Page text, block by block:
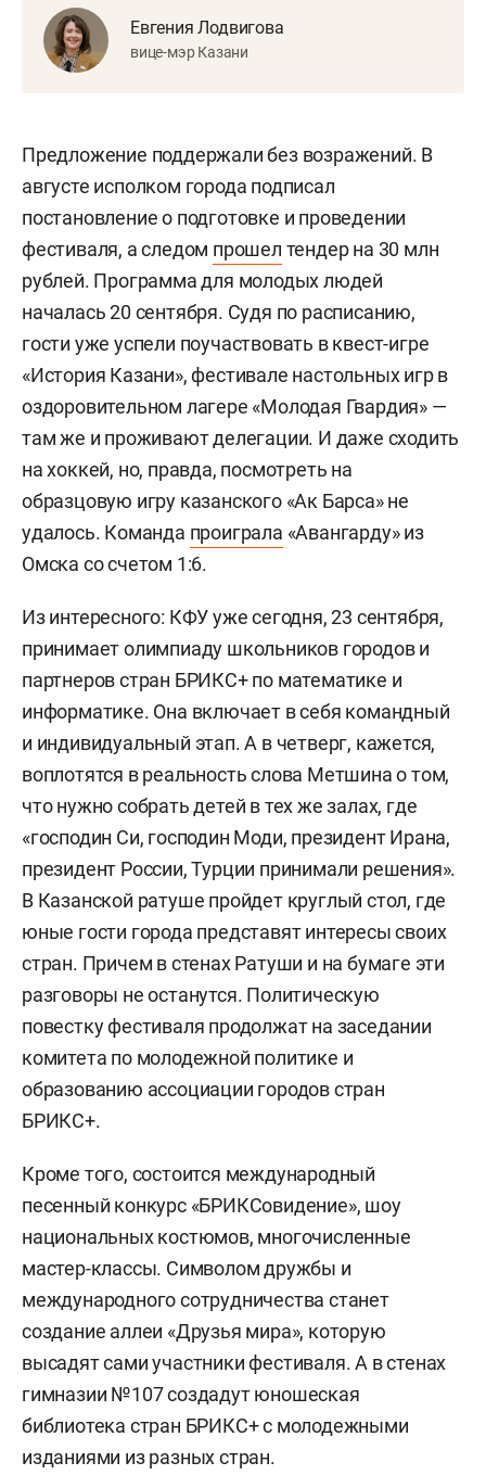
Евгения Лодвигова
вице-мэр Казани
Предложение поддержали без возражений. В
августе исполком города подписал
постановление о подготовке и проведении
фестиваля, а следом прошел тендер на 30 млн
рублей. Программа для молодых людей
началась 20 сентября. Судя по расписанию,
гости уже успели поучаствовать в квест-игре
«История Казани», фестивале настольных игр в
оздоровительном лагере «Молодая Гвардия» —
там же и проживают делегации. И даже сходить
на хоккей, но, правда, посмотреть на
образцовую игру казанского «Ак Барса» не
удалось. Команда проиграла «Авангарду» из
Омска со счетом 1:6.
Из интересного: КФУ уже сегодня, 23 сентября,
принимает олимпиаду школьников городов и
партнеров стран БРИКС+ по математике и
информатике. Она включает в себя командный
и индивидуальный этап. А в четверг, кажется,
воплотятся в реальность слова Метшина о том,
что нужно собрать детей в тех же залах, где
«господин Си, господин Моди, президент Ирана,
президент России, Турции принимали решения».
В Казанской ратуше пройдет круглый стол, где
юные гости города представят интересы своих
стран. Причем в стенах Ратуши и на бумаге эти
разговоры не останутся. Политическую
повестку фестиваля продолжат на заседании
комитета по молодежной политике и
образованию ассоциации городов стран
БРИКС+.
Кроме того, состоится международный
песенный конкурс «БРИКСовидение», шоу
национальных костюмов, многочисленные
мастер-классы. Символом дружбы и
международного сотрудничества станет
создание аллеи «Друзья мира», которую
высадят сами участники фестиваля. А в стенах
гимназии №107 создадут юношеская
библиотека стран БРИКС+ с молодежными
изданиями из разных стран.